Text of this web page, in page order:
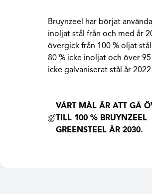
Bruynzeel har börjat
inoljat stål från och med år
övergick från 100 % oljat stål
80 % icke inoljat och över 95
icke galvaniserat stål år 2022.
VÅRT MÅL ÄR ATT GÅ
TILL 100 % BRUYNZEEL
GREENSTEEL ÅR 2030.